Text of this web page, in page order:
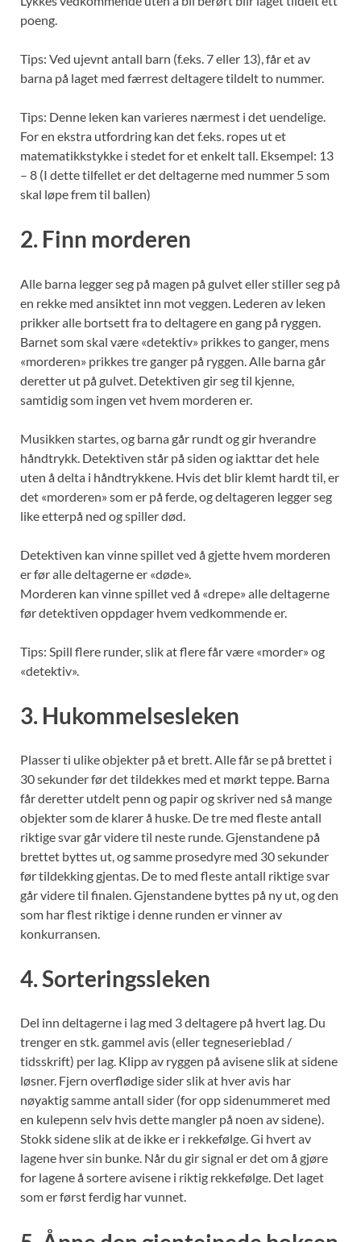
poeng.
Tips: Ved ujevnt antall barn (f.eks. 7 eller 13), får et av
barna på laget med færrest deltagere tildelt to nummer.
Tips: Denne leken kan varieres nærmest i det uendelige.
For en ekstra utfordring kan det f.eks. ropes ut et
matematikkstykke i stedet for et enkelt tall. Eksempel: 13
– 8 (I dette tilfellet er det deltagerne med nummer 5 som
skal løpe frem til ballen)
2. Finn morderen
Alle barna legger seg på magen på gulvet eller stiller seg på
en rekke med ansiktet inn mot veggen. Lederen av leken
prikker alle bortsett fra to deltagere en gang på ryggen.
Barnet som skal være «detektiv» prikkes to ganger, mens
«morderen» prikkes tre ganger på ryggen. Alle barna går
deretter ut på gulvet. Detektiven gir seg til kjenne,
samtidig som ingen vet hvem morderen er.
Musikken startes, og barna går rundt og gir hverandre
håndtrykk. Detektiven står på siden og iakttar det hele
uten å delta i håndtrykkene. Hvis det blir klemt hardt til, er
det «morderen» som er på ferde, og deltageren legger seg
like etterpå ned og spiller død.
Detektiven kan vinne spillet ved å gjette hvem morderen
er før alle deltagerne er «døde».
Morderen kan vinne spillet ved å «drepe» alle deltagerne
før detektiven oppdager hvem vedkommende er.
Tips: Spill flere runder, slik at flere får være «morder» og
«detektiv».
3. Hukommelsesleken
Plasser ti ulike objekter på et brett. Alle får se på brettet i
30 sekunder før det tildekkes med et mørkt teppe. Barna
får deretter utdelt penn og papir og skriver ned så mange
objekter som de klarer å huske. De tre med fleste antall
riktige svar går videre til neste runde. Gjenstandene på
brettet byttes ut, og samme prosedyre med 30 sekunder
før tildekking gjentas. De to med fleste antall riktige svar
går videre til finalen. Gjenstandene byttes på ny ut, og den
som har flest riktige i denne runden er vinner av
konkurransen.
4. Sorteringssleken
Del inn deltagerne i lag med 3 deltagere på hvert lag. Du
trenger en stk. gammel avis (eller tegneserieblad /
tidsskrift) per lag. Klipp av ryggen på avisene slik at sidene
løsner. Fjern overflødige sider slik at hver avis har
nøyaktig samme antall sider (for opp sidenummeret med
en kulepenn selv hvis dette mangler på noen av sidene).
Stokk sidene slik at de ikke er i rekkefølge. Gi hvert av
lagene hver sin bunke. Når du gir signal er det om å gjøre
for lagene å sortere avisene i riktig rekkefølge. Det laget
som er først ferdig har vunnet.